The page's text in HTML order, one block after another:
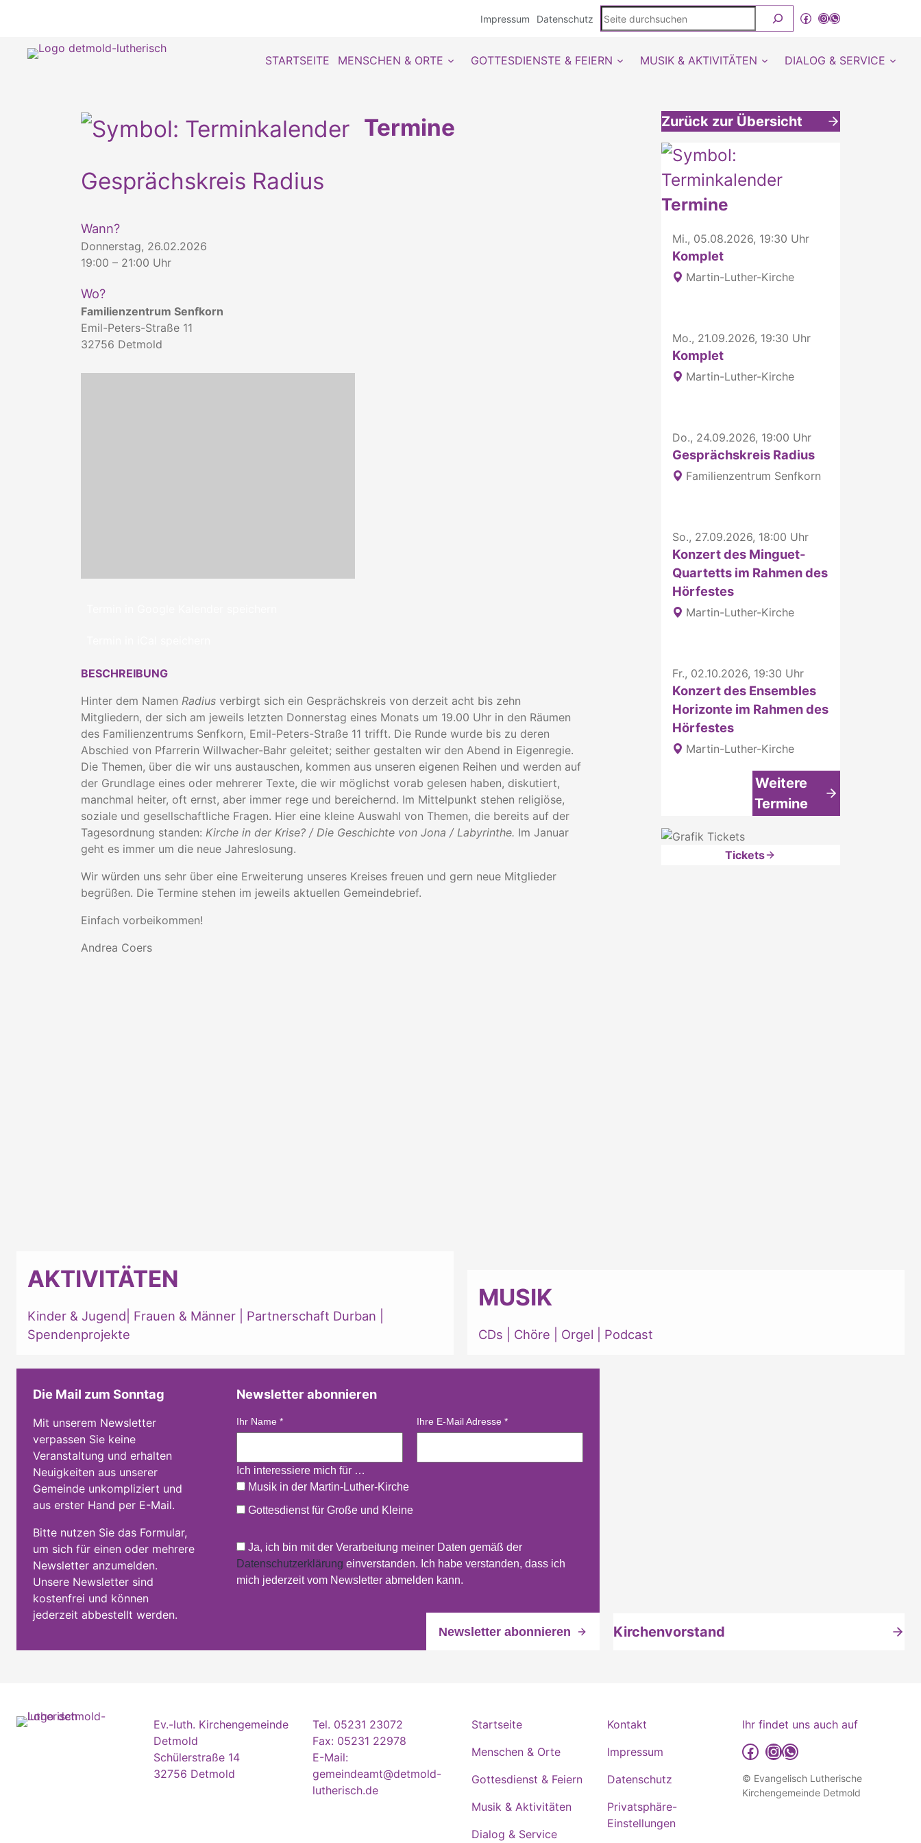
Impressum Datenschutz
Seite
durchsuchen
Facebook
Instagram
WhatsApp Kanal von detmold-lutherisch
STARTSEITE MENSCHEN & ORTE GOTTESDIENSTE & FEIERN MUSIK & AKTIVITÄTEN DIALOG & SERVICE
Termine
Gesprächskreis Radius
Wann?
Donnerstag, 26.02.2026
19:00 – 21:00 Uhr
Wo?
Familienzentrum Senfkorn
Emil-Peters-Straße 11
32756 Detmold
BESCHREIBUNG
Hinter dem Namen Radius verbirgt sich ein Gesprächskreis von derzeit acht bis zehn
Mitgliedern, der sich am jeweils letzten Donnerstag eines Monats um 19.00 Uhr in den Räumen
des Familienzentrums Senfkorn, Emil-Peters-Straße 11 trifft. Die Runde wurde bis zu deren
Abschied von Pfarrerin Willwacher-Bahr geleitet; seither gestalten wir den Abend in Eigenregie.
Die Themen, über die wir uns austauschen, kommen aus unseren eigenen Reihen und werden auf
der Grundlage eines oder mehrerer Texte, die wir möglichst vorab gelesen haben, diskutiert,
manchmal heiter, oft ernst, aber immer rege und bereichernd. Im Mittelpunkt stehen religiöse,
soziale und gesellschaftliche Fragen. Hier eine kleine Auswahl von Themen, die bereits auf der
Tagesordnung standen: Kirche in der Krise? / Die Geschichte von Jona / Labyrinthe. Im Januar
geht es immer um die neue Jahreslosung.
Wir würden uns sehr über eine Erweiterung unseres Kreises freuen und gern neue Mitglieder
begrüßen. Die Termine stehen im jeweils aktuellen Gemeindebrief.
Einfach vorbeikommen!
Andrea Coers
Zurück zur Übersicht
Weitere interessante Inhalte
Termine
Mi., 05.08.2026, 19:30 Uhr
Komplet
Martin-Luther-Kirche
Mo., 21.09.2026, 19:30 Uhr
Komplet
Martin-Luther-Kirche
Do., 24.09.2026, 19:00 Uhr
Gesprächskreis Radius
Familienzentrum Senfkorn
So., 27.09.2026, 18:00 Uhr
Konzert des Minguet-
Quartetts im Rahmen des
Hörfestes
Martin-Luther-Kirche
Fr., 02.10.2026, 19:30 Uhr
Konzert des Ensembles
Horizonte im Rahmen des
Hörfestes
Martin-Luther-Kirche
Weitere
Termine
Tickets
AKTIVITÄTEN
Kinder & Jugend Frauen & Männer Partnerschaft Durban
Spendenprojekte
MUSIK
CDs Chöre Orgel Podcast
Die Mail zum Sonntag
Mit unserem Newsletter
verpassen Sie keine
Veranstaltung und erhalten
Neuigkeiten aus unserer
Gemeinde unkompliziert und
aus erster Hand per E-Mail.
Bitte nutzen Sie das Formular,
um sich für einen oder mehrere
Newsletter anzumelden.
Unsere Newsletter sind
kostenfrei und können
jederzeit abbestellt werden.
Newsletter abonnieren
Ihr Name * Ihre E-Mail Adresse *
Ich interessiere mich für …
Musik in der Martin-Luther-Kirche
Gottesdienst für Große und Kleine
Ja, ich bin mit der Verarbeitung meiner Daten gemäß der
Datenschutzerklärung einverstanden. Ich habe verstanden, dass ich
mich jederzeit vom Newsletter abmelden kann.
Kirchenvorstand
Ev.-luth. Kirchengemeinde
Detmold
Schülerstraße 14
32756 Detmold
Tel. 05231 23072
Fax: 05231 22978
E-Mail:
gemeindeamt@detmold-
lutherisch.de
Startseite
Menschen & Orte
Gottesdienst & Feiern
Musik & Aktivitäten
Dialog & Service
Kontakt
Impressum
Datenschutz
Privatsphäre-
Einstellungen
Ihr findet uns auch auf
detmold-lutherisch auf Facebook
detmold-lutherisch auf Instagram
detmold-lutherisch auf WhatsApp
© Evangelisch Lutherische
Kirchengemeinde Detmold